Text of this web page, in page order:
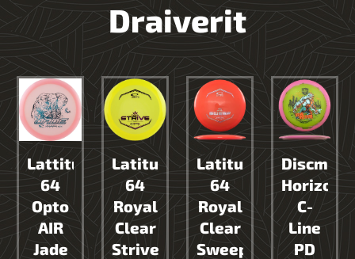
Draiverit
Lattitude
64
Opto
AIR
Jade
Latitude
64
Royal
Clear
Strive
Latitude
64
Royal
Clear
Sweep
Horizon
C-
Line
PD